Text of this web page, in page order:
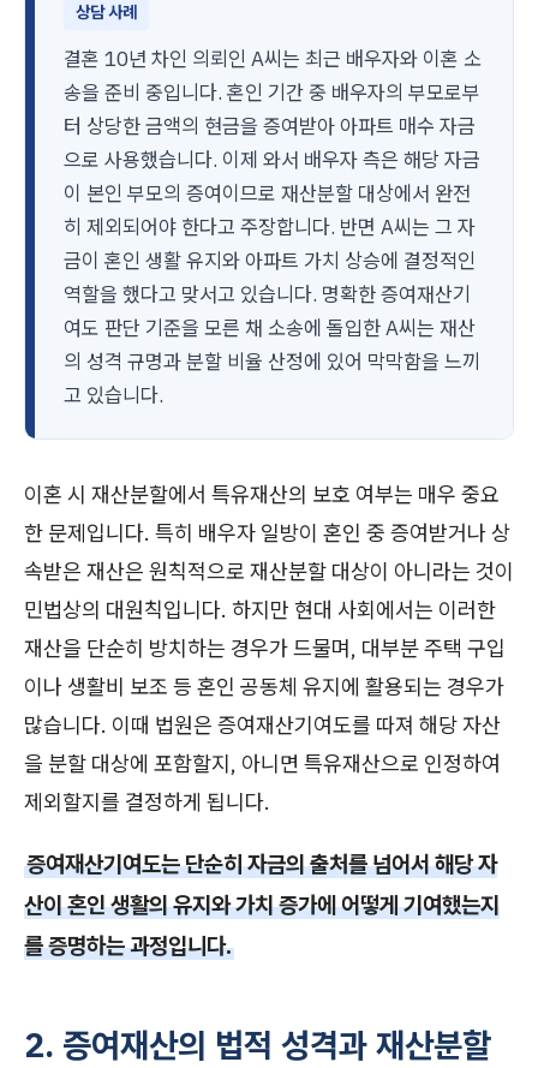
상담 사례
결혼 10년 차인 의뢰인 A씨는 최근 배우자와 이혼 소
송을 준비 중입니다. 혼인 기간 중 배우자의 부모로부
터 상당한 금액의 현금을 증여받아 아파트 매수 자금
으로 사용했습니다. 이제 와서 배우자 측은 해당 자금
이 본인 부모의 증여이므로 재산분할 대상에서 완전
히 제외되어야 한다고 주장합니다. 반면 A씨는 그 자
금이 혼인 생활 유지와 아파트 가치 상승에 결정적인
역할을 했다고 맞서고 있습니다. 명확한 증여재산기
여도 판단 기준을 모른 채 소송에 돌입한 A씨는 재산
의 성격 규명과 분할 비율 산정에 있어 막막함을 느끼
고 있습니다.
이혼 시 재산분할에서 특유재산의 보호 여부는 매우 중요
한 문제입니다. 특히 배우자 일방이 혼인 중 증여받거나 상
속받은 재산은 원칙적으로 재산분할 대상이 아니라는 것이
민법상의 대원칙입니다. 하지만 현대 사회에서는 이러한
재산을 단순히 방치하는 경우가 드물며, 대부분 주택 구입
이나 생활비 보조 등 혼인 공동체 유지에 활용되는 경우가
많습니다. 이때 법원은 증여재산기여도를 따져 해당 자산
을 분할 대상에 포함할지, 아니면 특유재산으로 인정하여
제외할지를 결정하게 됩니다.
증여재산기여도는 단순히 자금의 출처를 넘어서 해당 자
산이 혼인 생활의 유지와 가치 증가에 어떻게 기여했는지
를 증명하는 과정입니다.
2. 증여재산의 법적 성격과 재산분할